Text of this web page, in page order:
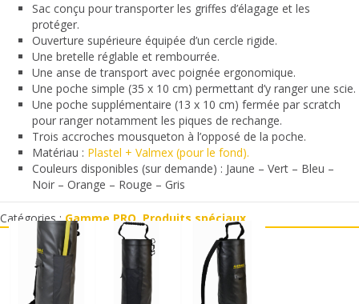
Sac conçu pour transporter les griffes d’élagage et les
protéger.
Ouverture supérieure équipée d’un cercle rigide.
Une bretelle réglable et rembourrée.
Une anse de transport avec poignée ergonomique.
Une poche simple (35 x 10 cm) permettant d’y ranger une scie.
Une poche supplémentaire (13 x 10 cm) fermée par scratch
pour ranger notamment les piques de rechange.
Trois accroches mousqueton à l’opposé de la poche.
Matériau : Plastel + Valmex (pour le fond).
Couleurs disponibles (sur demande) : Jaune – Vert – Bleu –
Noir – Orange – Rouge – Gris
Catégories :Gamme PRO Produits spéciaux